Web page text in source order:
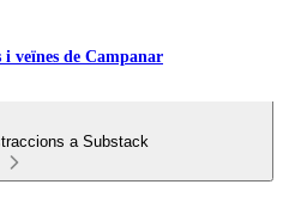
i veïnes de Campanar
a Substack